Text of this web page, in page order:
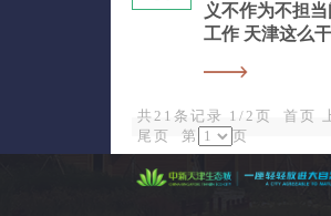
义不作为不担
工作 天津这么干
共21条记录 1/2页首页
尾页
第 页